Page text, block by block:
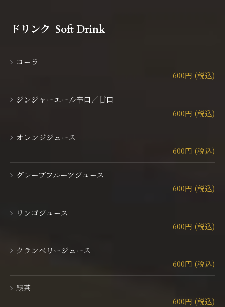
ドリンク_Soft Drink
コーラ
600円 (税込)
ジンジャーエール辛口／甘口
600円 (税込)
オレンジジュース
600円 (税込)
グレープフルーツジュース
600円 (税込)
リンゴジュース
600円 (税込)
クランベリージュース
600円 (税込)
緑茶
600円 (税込)